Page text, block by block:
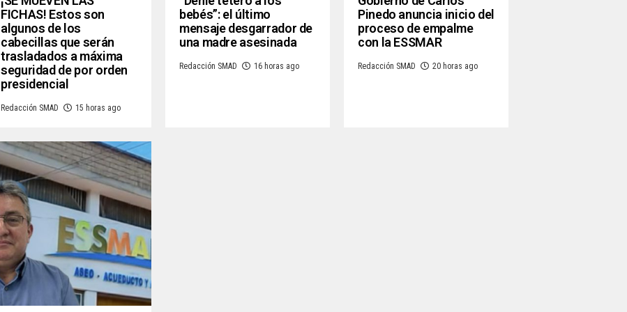
FICHAS! Estos son
algunos de los
cabecillas que serán
trasladados a máxima
seguridad de por orden
presidencial
Redacción SMAD 15 horas ago
bebés”: el último
mensaje desgarrador de
una madre asesinada
Redacción SMAD 16 horas ago
Pinedo anuncia inicio del
proceso de empalme
con la ESSMAR
Redacción SMAD 20 horas ago